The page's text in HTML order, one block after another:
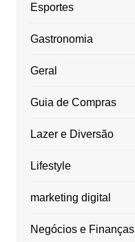
Esportes
Gastronomia
Geral
Guia de Compras
Lazer e Diversão
Lifestyle
marketing digital
Negócios e Finanças